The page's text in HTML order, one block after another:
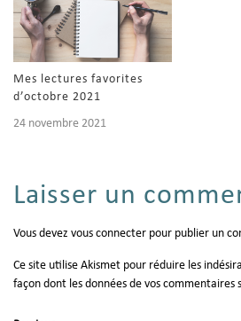
Mes lectures favorites
d’octobre 2021
24 novembre 2021
Laisser un
Vous devez vous connecter pour publier un
Ce site utilise Akismet pour réduire les
façon dont les données de vos commentaires